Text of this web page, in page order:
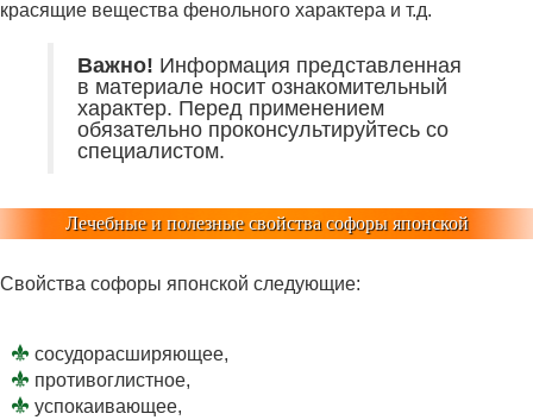
красящие вещества фенольного характера и т.д.
Важно! Информация представленная
в материале носит ознакомительный
характер. Перед применением
обязательно проконсультируйтесь со
специалистом.
Лечебные и полезные свойства софоры японской
Свойства софоры японской следующие:
сосудорасширяющее,
противоглистное,
успокаивающее,